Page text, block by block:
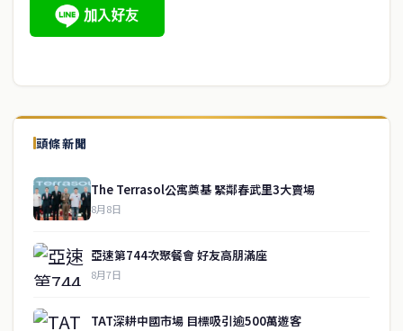
頭條新聞
The Terrasol公寓奠基 緊鄰春武里3大賣場
8月8日
亞速第744次聚餐會 好友高朋滿座
8月7日
TAT深耕中國市場 目標吸引逾500萬遊客